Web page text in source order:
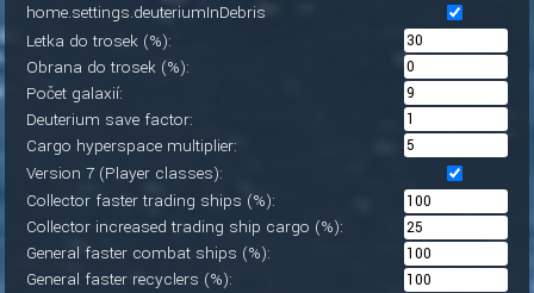
home.settings.deuteriumInDebris
Letka do trosek (%):
Obrana do trosek (%):
Počet galaxií:
Deuterium save factor:
Cargo hyperspace multiplier:
Version 7 (Player classes):
Collector faster trading ships (%):
Collector increased trading ship cargo (%):
General faster combat ships (%):
General faster recyclers (%):